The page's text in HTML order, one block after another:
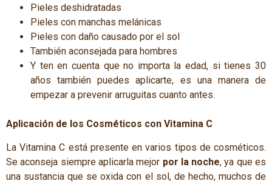
Pieles deshidratadas
Pieles con manchas melánicas
Pieles con daño causado por el sol
También aconsejada para hombres
Y ten en cuenta que no importa la edad, si tienes 30
años también puedes aplicarte, es una manera de
empezar a prevenir arruguitas cuanto antes.
Aplicación de los Cosméticos con Vitamina C
La Vitamina C está presente en varios tipos de cosméticos.
Se aconseja siempre aplicarla mejor por la noche, ya que es
una sustancia que se oxida con el sol, de hecho, muchos de